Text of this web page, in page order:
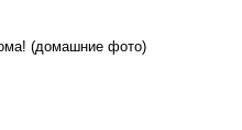
(домашние фото)